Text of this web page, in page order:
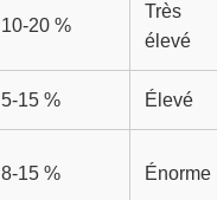
10-20 %
Très
élevé
5-15 % Élevé
8-15 % Énorme